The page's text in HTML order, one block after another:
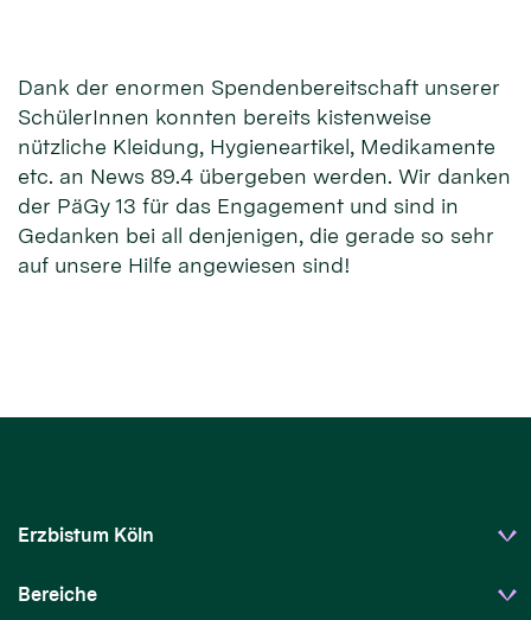
Dank der enormen Spendenbereitschaft unserer
SchülerInnen konnten bereits kistenweise
nützliche Kleidung, Hygieneartikel, Medikamente
etc. an News 89.4 übergeben werden. Wir danken
der PäGy 13 für das Engagement und sind in
Gedanken bei all denjenigen, die gerade so sehr
auf unsere Hilfe angewiesen sind!
Erzbistum Köln
Bereiche